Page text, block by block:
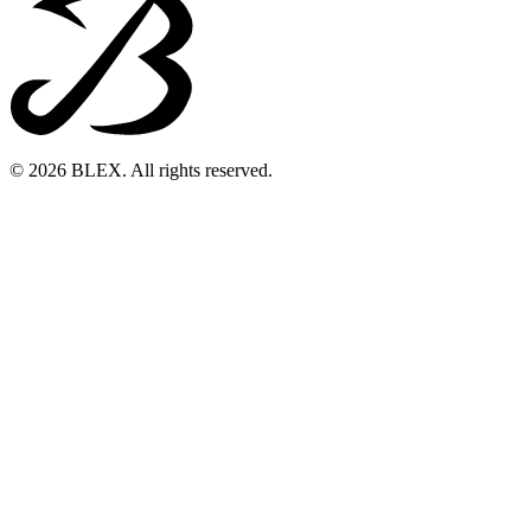
© 2026 BLEX. All rights reserved.